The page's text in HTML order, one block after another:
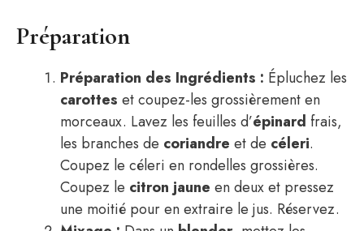
Préparation
Préparation des Ingrédients : Épluchez les
carottes et coupez-les grossièrement en
morceaux. Lavez les feuilles d’épinard frais,
les branches de coriandre et de céleri.
Coupez le céleri en rondelles grossières.
Coupez le citron jaune en deux et pressez
une moitié pour en extraire le jus. Réservez.